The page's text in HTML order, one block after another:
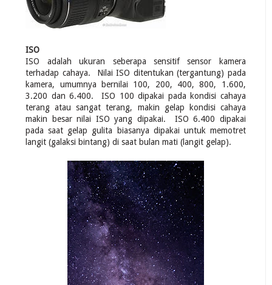
ISO
ISO adalah ukuran seberapa sensitif sensor kamera
terhadap cahaya. Nilai ISO ditentukan (tergantung) pada
kamera, umumnya bernilai 100, 200, 400, 800, 1.600,
3.200 dan 6.400. ISO 100 dipakai pada kondisi cahaya
terang atau sangat terang, makin gelap kondisi cahaya
makin besar nilai ISO yang dipakai. ISO 6.400 dipakai
pada saat gelap gulita biasanya dipakai untuk memotret
langit (galaksi bintang) di saat bulan mati (langit gelap).